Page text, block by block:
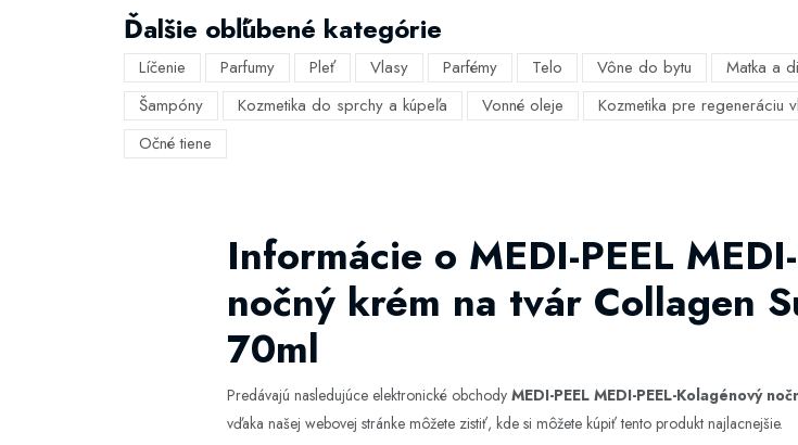
Ďalšie obľúbené kategórie
Líčenie Parfumy Pleť Vlasy Parfémy Telo Vône do bytu Matka a
Šampóny
Kozmetika do sprchy a kúpeľa Vonné oleje Kozmetika pre regeneráciu
Očné tiene
Informácie o MEDI-PEEL
nočný krém na tvár Collagen
70ml
Predávajú nasledujúce elektronické obchody MEDI-PEEL MEDI-PEEL-Kolagénový
vďaka našej webovej stránke môžete zistiť, kde si môžete kúpiť tento produkt najlacnejšie.